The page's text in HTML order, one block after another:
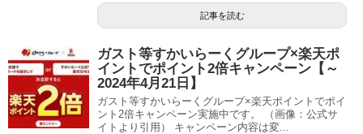
記事を読む
ガスト等すかいらーくグループ×楽天ポ
イントでポイント2倍キャンペーン【～
2024年4月21日】
ガスト等すかいらーくグループ×楽天ポイントでポイ
ント2倍キャンペーン実施中です。 （画像：公式サ
イトより引用） キャンペーン内容は変...